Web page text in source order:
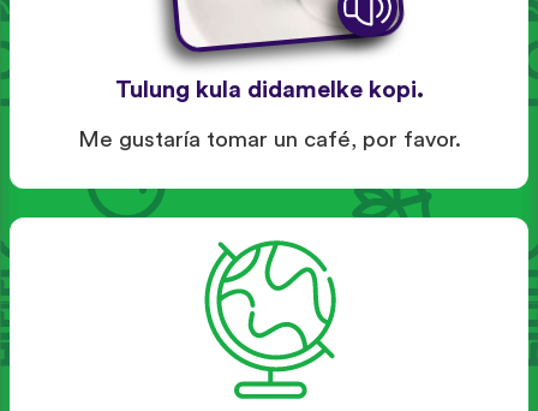
Tulung kula didamelke kopi.
Me gustaría tomar un café, por favor.